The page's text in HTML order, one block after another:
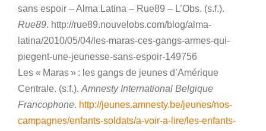
sans espoir – Alma Latina – Rue89 – L’Obs. (s.f.).
Rue89. http://rue89.nouvelobs.com/blog/alma-
latina/2010/05/04/les-maras-ces-gangs-armes-qui-
piegent-une-jeunesse-sans-espoir-149756
Les « Maras » : les gangs de jeunes d’Amérique
Centrale. (s.f.). Amnesty International Belgique
Francophone. http://jeunes.amnesty.be/jeunes/nos-
campagnes/enfants-soldats/a-voir-a-lire/les-enfants-